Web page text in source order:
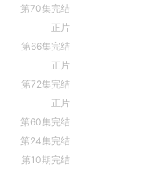
第70集完结
正片
第66集完结
正片
第72集完结
正片
第60集完结
第24集完结
第10期完结